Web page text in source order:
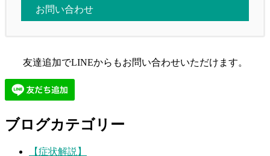
お問い合わせ
友達追加でLINEからもお問い合わせいただけます。
ブログカテゴリー
【症状解説】